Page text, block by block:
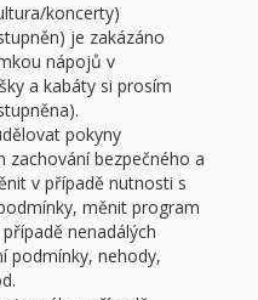
koncerty)
je zakázáno
nápojů v
a kabáty si prosím
pokyny
zachování bezpečného a
v případě nutnosti s
měnit program
nenadálých
podmínky, nehody,